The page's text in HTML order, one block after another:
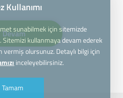
Devam
Kullanımı
sunabilmek için sitemizde
Sitemizi kullanmaya devam ederek
vermiş olursunuz. Detaylı bilgi için
inceleyebilirsiniz.
Tamam